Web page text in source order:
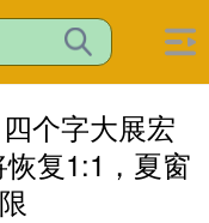
个字大展宏
复1:1，夏窗